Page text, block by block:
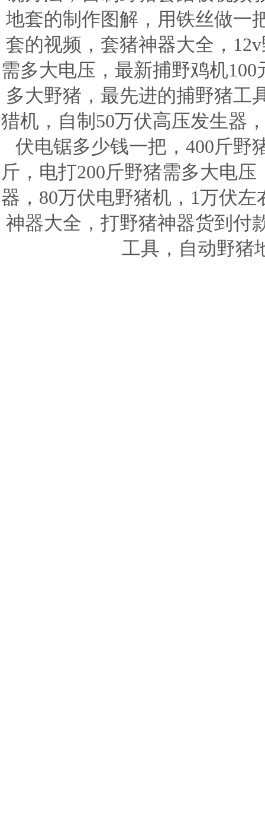
地套的制作图解，用铁丝做一
套的视频，套猪神器大全，
需多大电压，最新捕野鸡机
多大野猪，最先进的捕野猪工
猎机，自制50万伏高压发生器
伏电锯多少钱一把，400斤野
斤，电打200斤野猪需多大电
器，80万伏电野猪机，1万伏
神器大全，打野猪神器货到付
工具，自动野